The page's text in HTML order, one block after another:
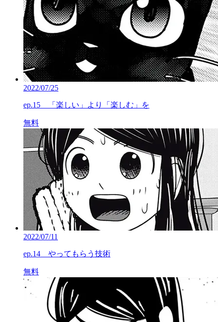
2022/07/25
ep.15 「楽しい」より「楽しむ」を
無料
2022/07/11
ep.14 やってもらう技術
無料